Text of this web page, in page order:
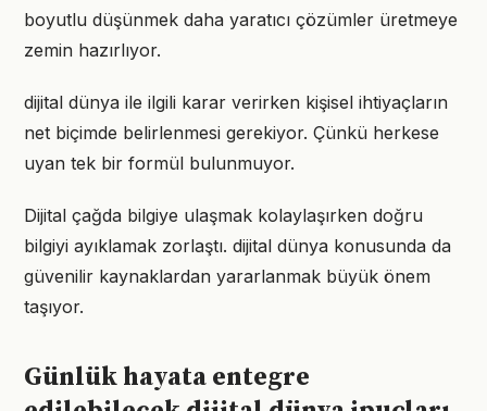
boyutlu düşünmek daha yaratıcı çözümler üretmeye
zemin hazırlıyor.
dijital dünya ile ilgili karar verirken kişisel ihtiyaçların
net biçimde belirlenmesi gerekiyor. Çünkü herkese
uyan tek bir formül bulunmuyor.
Dijital çağda bilgiye ulaşmak kolaylaşırken doğru
bilgiyi ayıklamak zorlaştı. dijital dünya konusunda da
güvenilir kaynaklardan yararlanmak büyük önem
taşıyor.
Günlük hayata entegre